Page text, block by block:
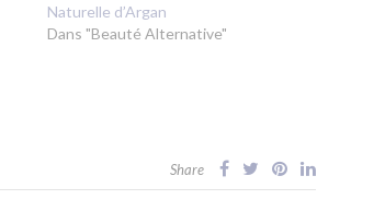
Naturelle d’Argan
Dans "Beauté Alternative"
Share